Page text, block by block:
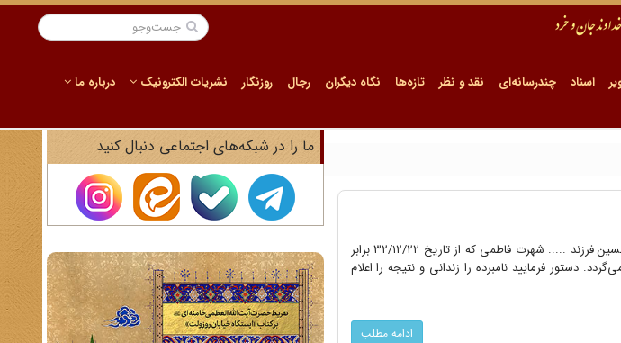
اسناد چندرسانه‌ای نقد و نظر تازه‌ها نگاه دیگران رجال روزنگار نشریات الکترونیک درباره ما
تاریخ سند: ۲۲ اسفند ۱۳۳۲ فرماندهی لشگر ۲ زرهی مرکز غیرنظامی دکتر حسین فرزند ..... شهرت فاطمی که از تاریخ ۳۲/۱۲/۲۲ برابر
گردیده، به همراه برگ ماده ۵ مربوطه اعزام می‌گردد. دستور فرمایید نامبرده را زندانی و نتیجه را اعلام
ادامه مطلب
ما را در شبکه‌های اجتماعی دنبال کنید